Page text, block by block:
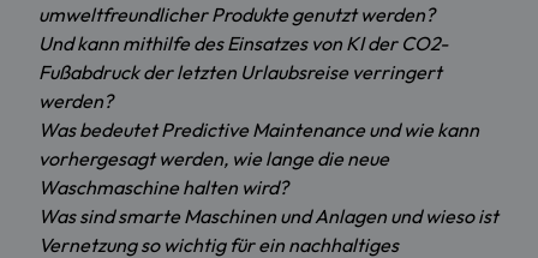
umweltfreundlicher Produkte genutzt werden?
Und kann mithilfe des Einsatzes von KI der CO2-
Fußabdruck der letzten Urlaubsreise verringert
werden?
Was bedeutet Predictive Maintenance und wie kann
vorhergesagt werden, wie lange die neue
Waschmaschine halten wird?
Was sind smarte Maschinen und Anlagen und wieso ist
Vernetzung so wichtig für ein nachhaltiges